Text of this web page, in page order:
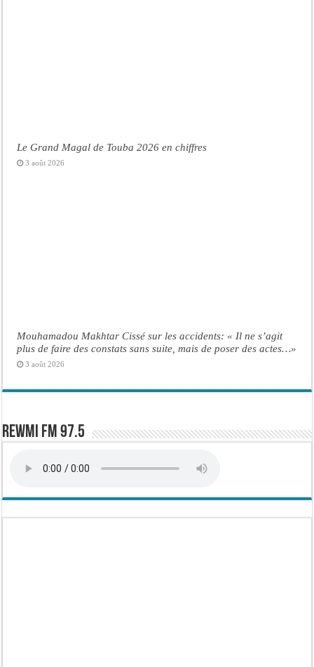
Le Grand Magal de Touba 2026 en chiffres
3 août 2026
Mouhamadou Makhtar Cissé sur les accidents: « Il ne s’agit
plus de faire des constats sans suite, mais de poser des actes…»
3 août 2026
Rewmi FM 97.5